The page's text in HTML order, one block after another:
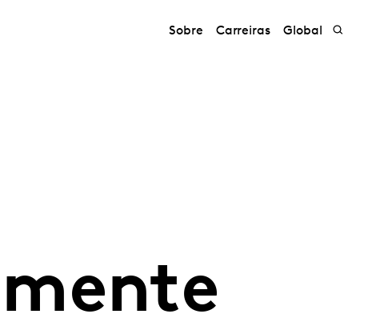
Sobre Carreiras Global